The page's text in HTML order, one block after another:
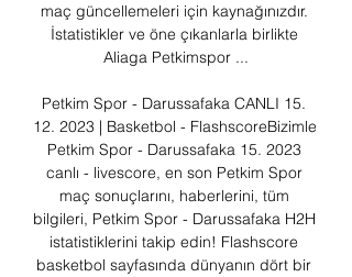
maç güncellemeleri için kaynağınızdır.
İstatistikler ve öne çıkanlarla birlikte
Aliaga Petkimspor ...
Petkim Spor - Darussafaka CANLI 15.
12. 2023 | Basketbol - FlashscoreBizimle
Petkim Spor - Darussafaka 15. 2023
canlı - livescore, en son Petkim Spor
maç sonuçlarını, haberlerini, tüm
bilgileri, Petkim Spor - Darussafaka H2H
istatistiklerini takip edin! Flashscore
basketbol sayfasında dünyanın dört bir